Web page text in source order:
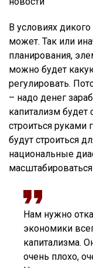
В условиях
может. Так или
планирования,
можно будет
регулировать.
– надо денег
капитализм будет
строиться руками
будут строиться
национальные
масштабироваться
Нам нужно
экономики
капитализма.
очень плохо,